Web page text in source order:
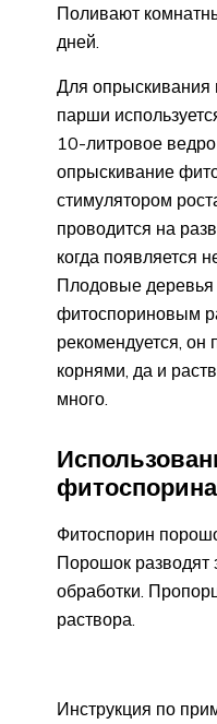
Поливают
дней.
Для опрыскивания
парши
10-литровое
опрыскивание
стимулятором
проводится на
когда появляется
Плодовые деревья
фитоспориновым
рекомендуется, он
корнями, да и
много.
фитоспорина
Фитоспорин
Порошок разводят
обработки.
раствора.
Инструкция по